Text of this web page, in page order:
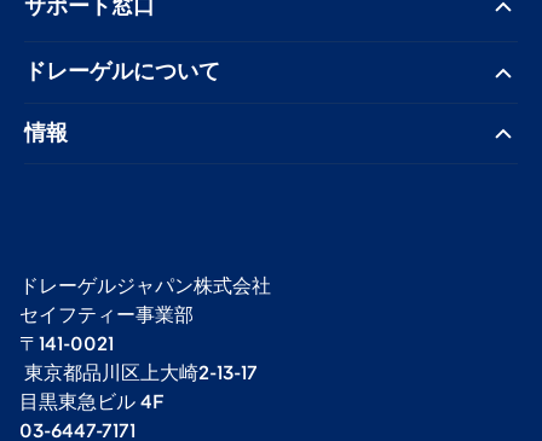
ドレーゲル​について
情報
ドレーゲルジャパン株式会社 ​
セイフティー事業部​
〒141-0021
​ 東京都品川区上大崎2-13-17​
目黒東急ビル 4F​
03-6447-7171